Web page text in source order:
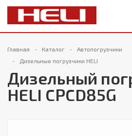
Главная Каталог
Автопогрузчики
Дизельные погрузчики HELI
Дизельный
HELI CPCD85G